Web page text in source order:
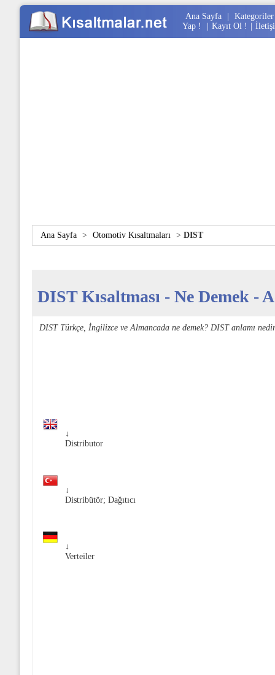
Ana Sayfa
Kategoriler
Yap !
Kayıt Ol !
Ana Sayfa > Otomotiv Kısaltmaları > DIST
DIST Kısaltması - Ne Demek -
DIST Türkçe, İngilizce ve Almancada ne demek? DIST anlamı
↓
Distributor
↓
Distribütör; Dağıtıcı
↓
Verteiler